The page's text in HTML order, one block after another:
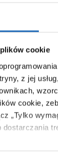
cookie
z jej
cookie,
„Tylko
dostarczania
na temat
do piątku w